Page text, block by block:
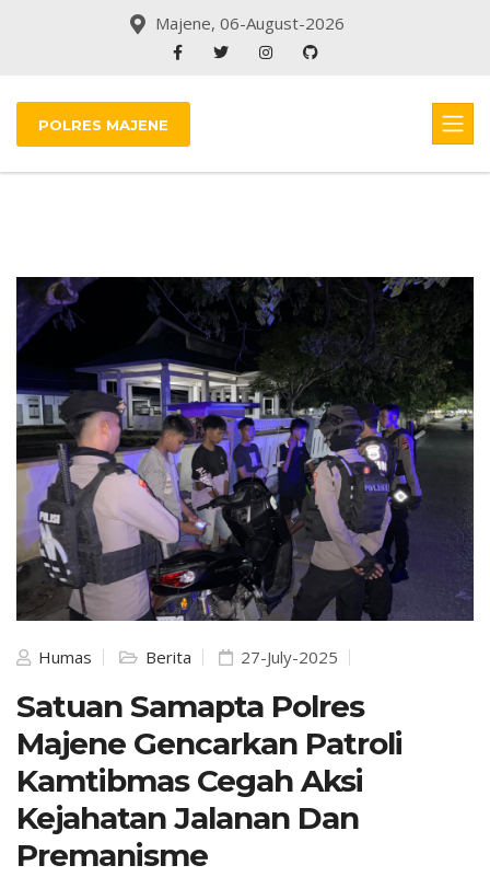
Majene, 06-August-2026
POLRES MAJENE
Humas Berita 27-July-2025
Satuan Samapta Polres
Majene Gencarkan Patroli
Kamtibmas Cegah Aksi
Kejahatan Jalanan Dan
Premanisme